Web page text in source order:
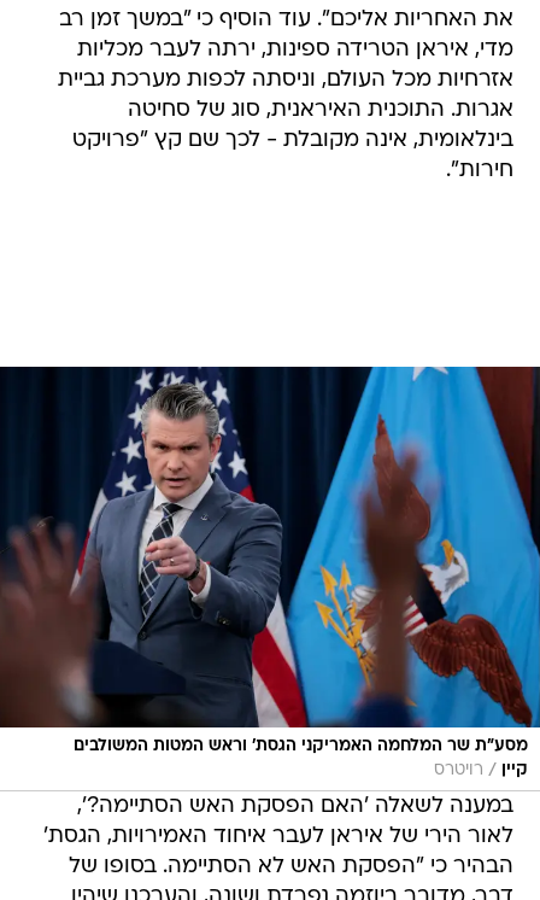
את האחריות אליכם". עוד הוסיף כי "במשך זמן רב
מדי, איראן הטרידה ספינות, ירתה לעבר מכליות
אזרחיות מכל העולם, וניסתה לכפות מערכת גביית
אגרות. התוכנית האיראנית, סוג של סחיטה
בינלאומית, אינה מקובלת - לכך שם קץ "פרויקט
חירות".
מסע״ת שר המלחמה האמריקני הגסת׳ וראש המטות המשולבים
קיין
/ רויטרס
במענה לשאלה 'האם הפסקת האש הסתיימה?',
לאור הירי של איראן לעבר איחוד האמירויות, הגסת'
הבהיר כי "הפסקת האש לא הסתיימה. בסופו של